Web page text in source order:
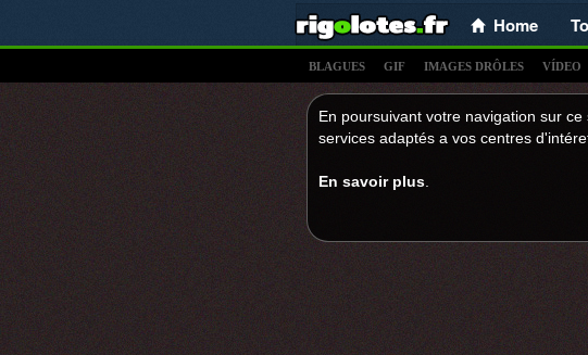
Home
BLAGUES GIF IMAGES DRÔLES VÍDEO
En poursuivant votre navigation sur
services adaptés a vos centres
En savoir plus